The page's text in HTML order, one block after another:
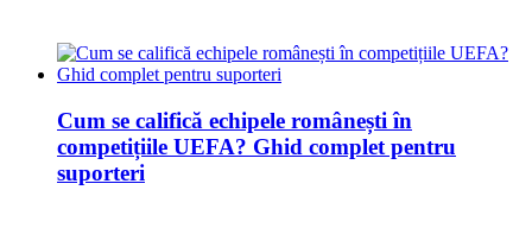
Cum se califică echipele românești în
competițiile UEFA? Ghid complet pentru
suporteri